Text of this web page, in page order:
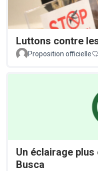
Luttons contre
Proposition officielle
Un éclairage
Busca